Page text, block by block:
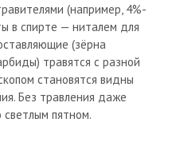
(например, 4%-
в спирте — ниталем для
(зёрна
травятся с разной
становятся видны
Без травления даже
пятном.